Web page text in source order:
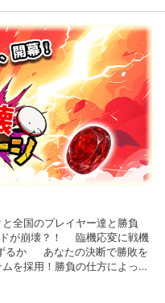
国のプレイヤー達と勝負
るか あなたの決断で勝敗を
を採用！勝負の仕方によって
シの「キング」を目指せ！
ト実施中♪